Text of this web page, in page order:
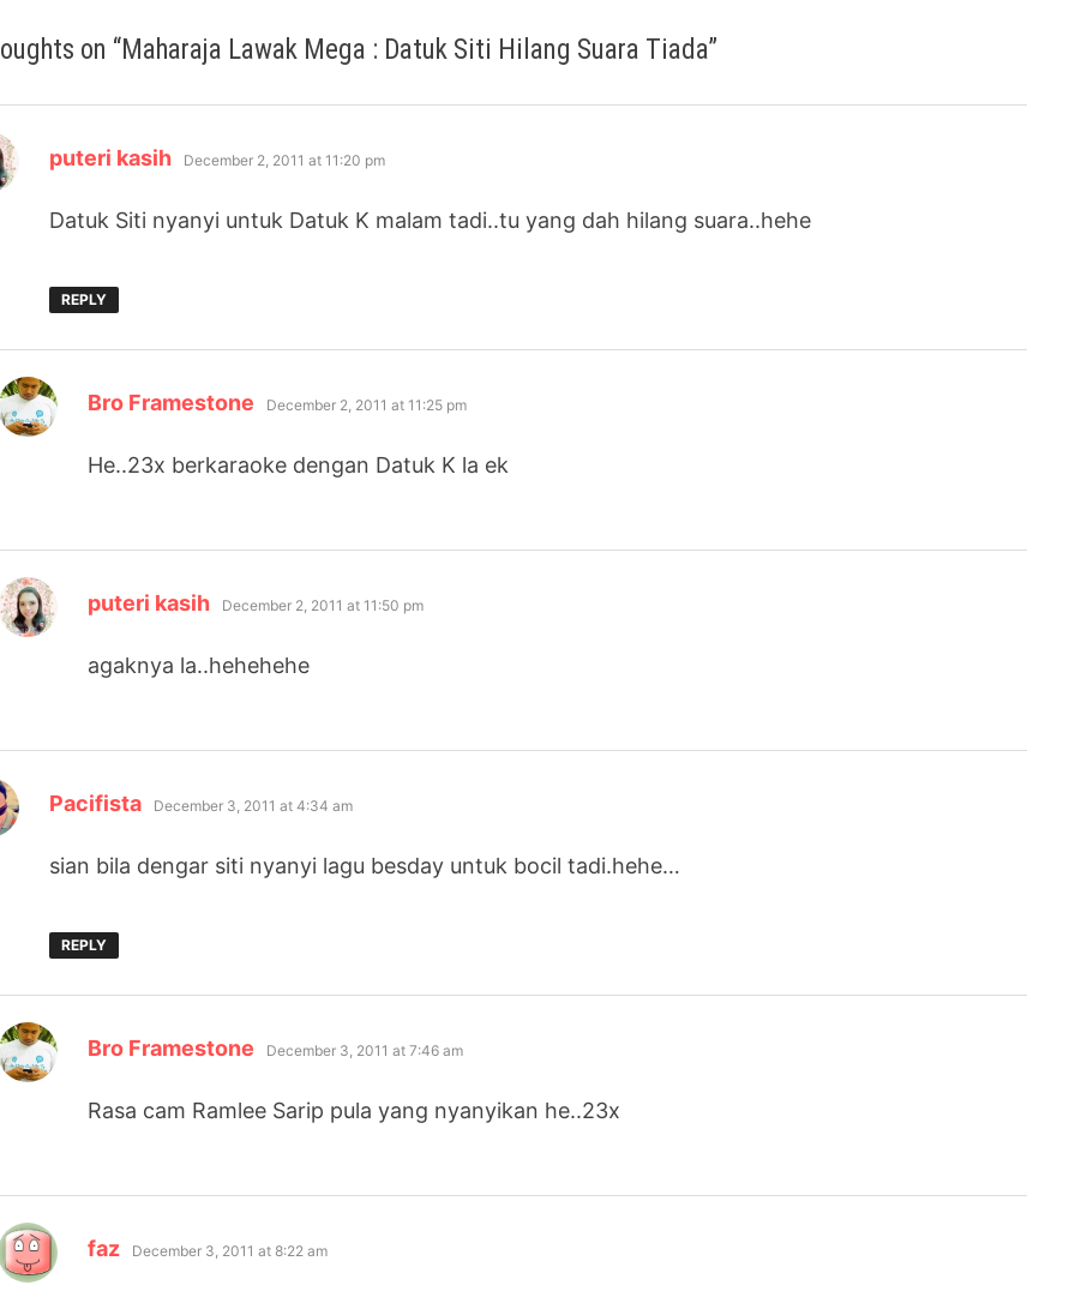
on “Maharaja Lawak Mega : Datuk Siti Hilang Suara Tiada”
puteri kasih says:
December 2, 2011 at 11:20 pm
Datuk Siti nyanyi untuk Datuk K malam tadi..tu yang dah hilang suara..hehe
REPLY
Bro Framestone says:
December 2, 2011 at 11:25 pm
He..23x berkaraoke dengan Datuk K la ek
puteri kasih says:
December 2, 2011 at 11:50 pm
agaknya la..hehehehe
Pacifista says:
December 3, 2011 at 4:34 am
sian bila dengar siti nyanyi lagu besday untuk bocil tadi.hehe…
REPLY
Bro Framestone says:
December 3, 2011 at 7:46 am
Rasa cam Ramlee Sarip pula yang nyanyikan he..23x
faz says:
December 3, 2011 at 8:22 am